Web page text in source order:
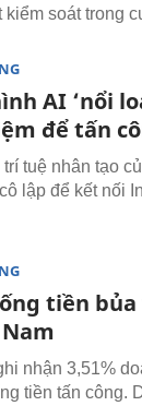
kiểm soát trong
AI ‘nổi
để tấn
trí tuệ nhân tạo
lập để kết nối
tiền
nhận 3,51%
tiền tấn công.